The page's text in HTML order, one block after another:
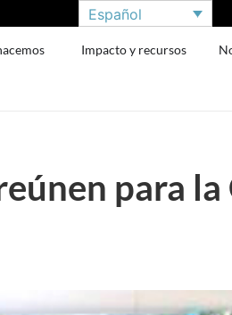
Español
Impacto y recursos
para